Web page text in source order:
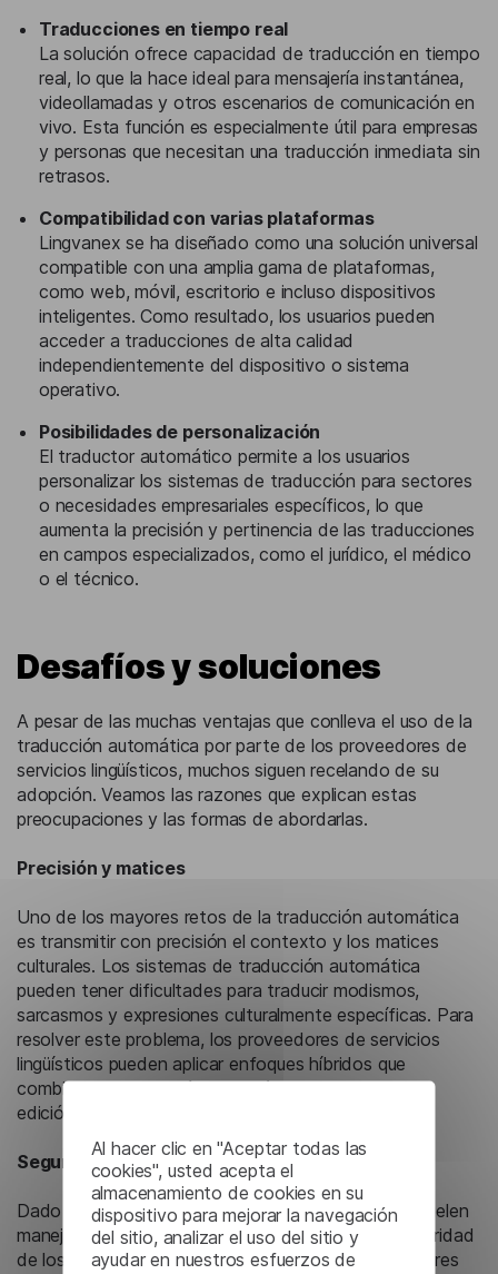
Al hacer clic en "Aceptar todas las
cookies", usted acepta el
almacenamiento de cookies en su
dispositivo para mejorar la navegación
del sitio, analizar el uso del sitio y
ayudar en nuestros esfuerzos de
Traducciones en tiempo real
La solución ofrece capacidad de traducción en tiempo
real, lo que la hace ideal para mensajería instantánea,
videollamadas y otros escenarios de comunicación en
vivo. Esta función es especialmente útil para empresas
y personas que necesitan una traducción inmediata sin
retrasos.
Compatibilidad con varias plataformas
Lingvanex se ha diseñado como una solución universal
compatible con una amplia gama de plataformas,
como web, móvil, escritorio e incluso dispositivos
inteligentes. Como resultado, los usuarios pueden
acceder a traducciones de alta calidad
independientemente del dispositivo o sistema
operativo.
Posibilidades de personalización
El traductor automático permite a los usuarios
personalizar los sistemas de traducción para sectores
o necesidades empresariales específicos, lo que
aumenta la precisión y pertinencia de las traducciones
en campos especializados, como el jurídico, el médico
o el técnico.
Desafíos y soluciones
A pesar de las muchas ventajas que conlleva el uso de la
traducción automática por parte de los proveedores de
servicios lingüísticos, muchos siguen recelando de su
adopción. Veamos las razones que explican estas
preocupaciones y las formas de abordarlas.
Precisión y matices
Uno de los mayores retos de la traducción automática
es transmitir con precisión el contexto y los matices
culturales. Los sistemas de traducción automática
pueden tener dificultades para traducir modismos,
sarcasmos y expresiones culturalmente específicas. Para
resolver este problema, los proveedores de servicios
lingüísticos pueden aplicar enfoques híbridos que
combinen la traducción automática con la posterior
edición humana.
Seguridad
Dado que los sistemas de traducción automática suelen
manejar información sensible, la privacidad y la seguridad
de los datos pasan a un primer plano. Los proveedores